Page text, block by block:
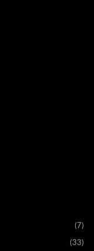
(7)
(33)